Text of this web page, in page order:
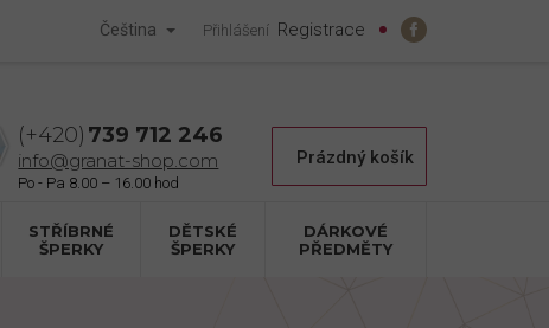
Čeština Přihlášení Registrace
739 712 246
info@granat-shop.com Nákupní
Prázdný košík
STŘÍBRNÉ
ŠPERKY
DĚTSKÉ
ŠPERKY
DÁRKOVÉ
PŘEDMĚTY